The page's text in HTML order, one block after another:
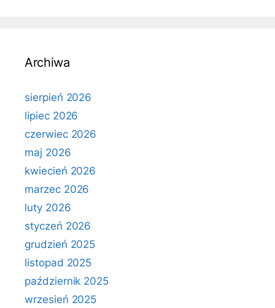
Archiwa
sierpień 2026
lipiec 2026
czerwiec 2026
maj 2026
kwiecień 2026
marzec 2026
luty 2026
styczeń 2026
grudzień 2025
listopad 2025
październik 2025
wrzesień 2025